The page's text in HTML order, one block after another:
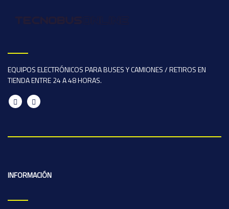
EQUIPOS ELECTRÓNICOS PARA BUSES Y CAMIONES / RETIROS EN
TIENDA ENTRE 24 A 48 HORAS.
INFORMACIÓN